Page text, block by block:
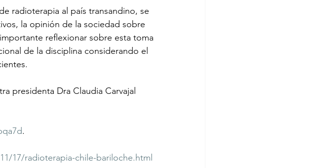
radioterapia al país transandino, se
la opinión de la sociedad sobre
reflexionar sobre esta toma
de la disciplina considerando el
presidenta Dra Claudia Carvajal
.
17/radioterapia-chile-bariloche.html